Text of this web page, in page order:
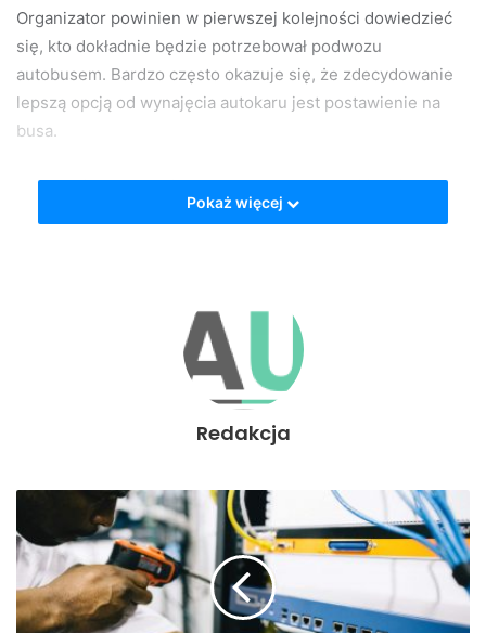
Organizator powinien w pierwszej kolejności dowiedzieć
się, kto dokładnie będzie potrzebował podwozu
autobusem. Bardzo często okazuje się, że zdecydowanie
lepszą opcją od wynajęcia autokaru jest postawienie na
busa.
Należy również mieć na uwadze fakt, że część gości
informuje o rezygnacji z udziału z wesela na kilka dni
Dlaczego zalecane jest
wynajęcie z wyprzedzeniem?
Koniecznie trzeba zdawać sobie sprawę, że można podjąć
ustalenia daty ślubu. Zalecane jest oczywiście
uwzględnienie liczby gości, a także miejsca, w którym
ostatecznie odbędzie się uroczystość.
Godny uwagi jest fakt, że rezerwacja z wyprzedzeniem
Pokaż więcej
Redakcja